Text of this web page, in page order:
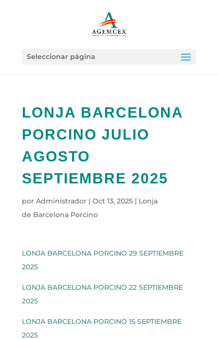
Seleccionar página
LONJA BARCELONA
PORCINO JULIO
AGOSTO
SEPTIEMBRE 2025
por Administrador| Oct 13, 2025| Lonja
de Barcelona Porcino
LONJA BARCELONA PORCINO 29 SEPTIEMBRE
2025
LONJA BARCELONA PORCINO 22 SEPTIEMBRE
2025
LONJA BARCELONA PORCINO 15 SEPTIEMBRE
2025